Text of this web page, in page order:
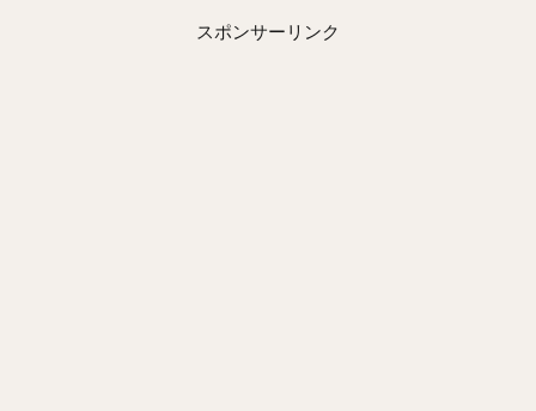
スポンサーリンク